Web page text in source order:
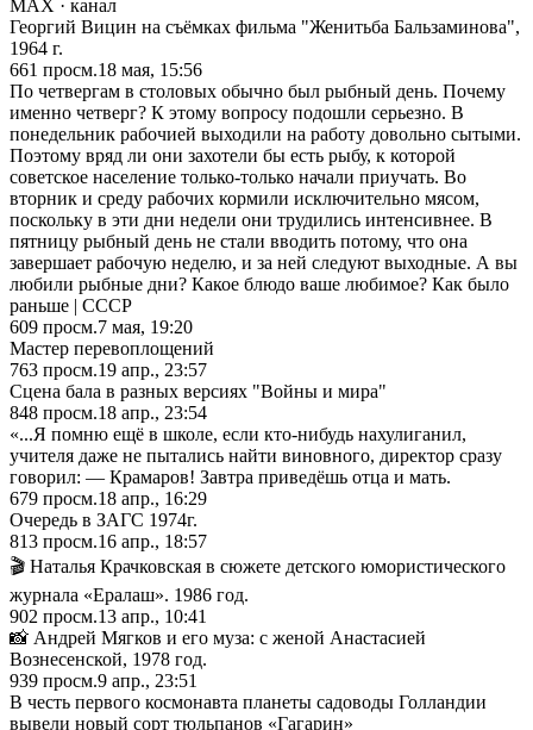
MAX · канал
Георгий Вицин на съёмках фильма "Женитьба Бальзаминова",
1964 г.
661 просм.18 мая, 15:56
По четвергам в столовых обычно был рыбный день. Почему
именно четверг? К этому вопросу подошли серьезно. В
понедельник рабочией выходили на работу довольно сытыми.
Поэтому вряд ли они захотели бы есть рыбу, к которой
советское население только-только начали приучать. Во
вторник и среду рабочих кормили исключительно мясом,
поскольку в эти дни недели они трудились интенсивнее. В
пятницу рыбный день не стали вводить потому, что она
завершает рабочую неделю, и за ней следуют выходные. А вы
любили рыбные дни? Какое блюдо ваше любимое? Как было
раньше | СССР
609 просм.7 мая, 19:20
Мастер перевоплощений
763 просм.19 апр., 23:57
Сцена бала в разных версиях "Войны и мира"
848 просм.18 апр., 23:54
«...Я помню ещё в школе, если кто‐нибудь нахулиганил,
учителя даже не пытались найти виновного, директор сразу
говорил: — Крамаров! Завтра приведёшь отца и мать.
679 просм.18 апр., 16:29
Очередь в ЗАГС 1974г.
813 просм.16 апр., 18:57
🎬 Наталья Крачковская в сюжете детского юмористического
журнала «Ералаш». 1986 год.
902 просм.13 апр., 10:41
📸 Андрей Мягков и его муза: с женой Анастасией
Вознесенской, 1978 год.
939 просм.9 апр., 23:51
В честь первого космонавта планеты садоводы Голландии
вывели новый сорт тюльпанов «Гагарин»